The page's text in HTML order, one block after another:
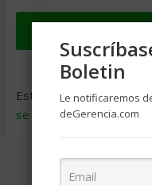
Este sitio usa Akismet
se procesan los datos
Boletin
Le notificaremos
deGerencia.com